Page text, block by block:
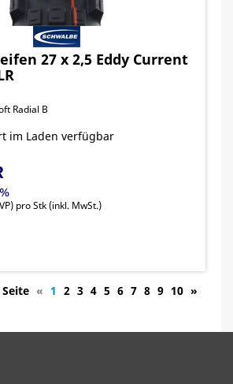
27 x 2,5 Eddy Current
Radial B
im Laden verfügbar
) pro Stk (inkl. MwSt.)
Seite « 1 2 3 4 5 6 7 8 9 10 »